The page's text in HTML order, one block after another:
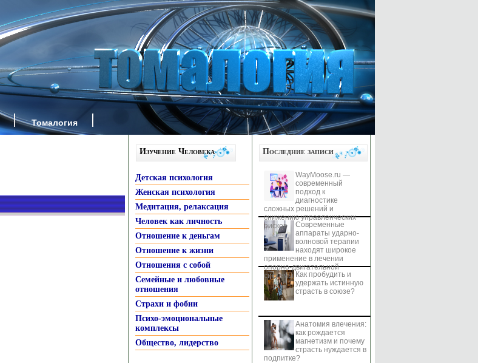
Томалогия
Изучение Человека
Детская психология
Женская психология
Медитация, релаксация
Человек как личность
Отношение к деньгам
Отношение к жизни
Отношения с собой
Семейные и любовные
отношения
Страхи и фобии
Психо-эмоциональные
комплексы
Общество, лидерство
Последние записи
WayMoose.ru —
современный
подход к
диагностике
сложных решений и
снижению управленческих
рисков
Современные
аппараты ударно-
волновой терапии
находят широкое
применение в лечении
опорно-двигательной
системы Как пробудить и
удержать истинную
страсть в союзе?
Анатомия влечения:
как рождается
магнетизм и почему
страсть нуждается в
подпитке?